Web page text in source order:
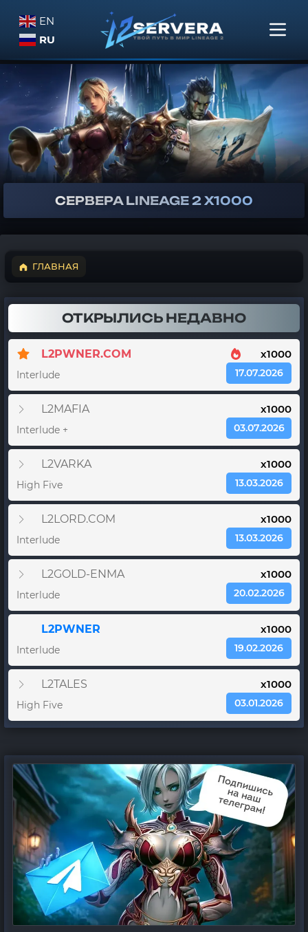
EN
RU
СЕРВЕРАLINEAGE 2X1000
ГЛАВНАЯ
ОТКРЫЛИСЬ НЕДАВНО
L2PWNER.COM x1000
Interlude 17.07.2026
L2MAFIA x1000
Interlude + 03.07.2026
L2VARKA x1000
High Five 13.03.2026
L2LORD.COM x1000
Interlude 13.03.2026
L2GOLD-ENMA x1000
Interlude 20.02.2026
L2PWNER x1000
Interlude 19.02.2026
L2TALES x1000
High Five 03.01.2026